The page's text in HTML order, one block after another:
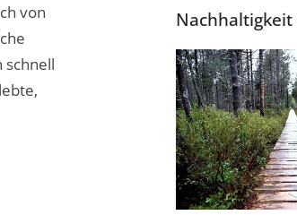
von
schnell
Nachhaltigkeit